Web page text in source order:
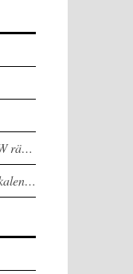
Was für ein Pfingstwochenende! Der BSV NRW räumt bei den Länderpokalen ab
NRW-Auswahlteams siegen bei den Länderpokalen und dem Deutschlandcup an Pfingsten